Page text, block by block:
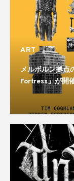
ART
メルボルン拠点
Fortress」が開
してきた制作活